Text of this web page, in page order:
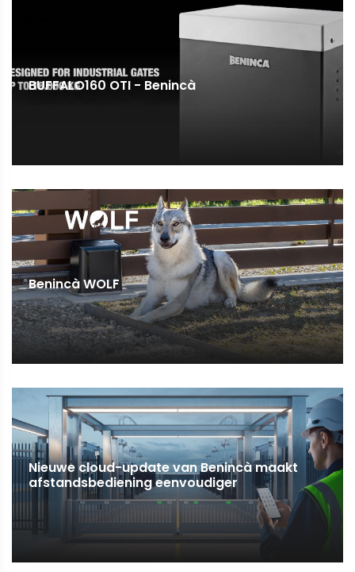
BUFFALO160 OTI - Benincà
Benincà WOLF
Nieuwe cloud-update van Benincà maakt
afstandsbediening eenvoudiger